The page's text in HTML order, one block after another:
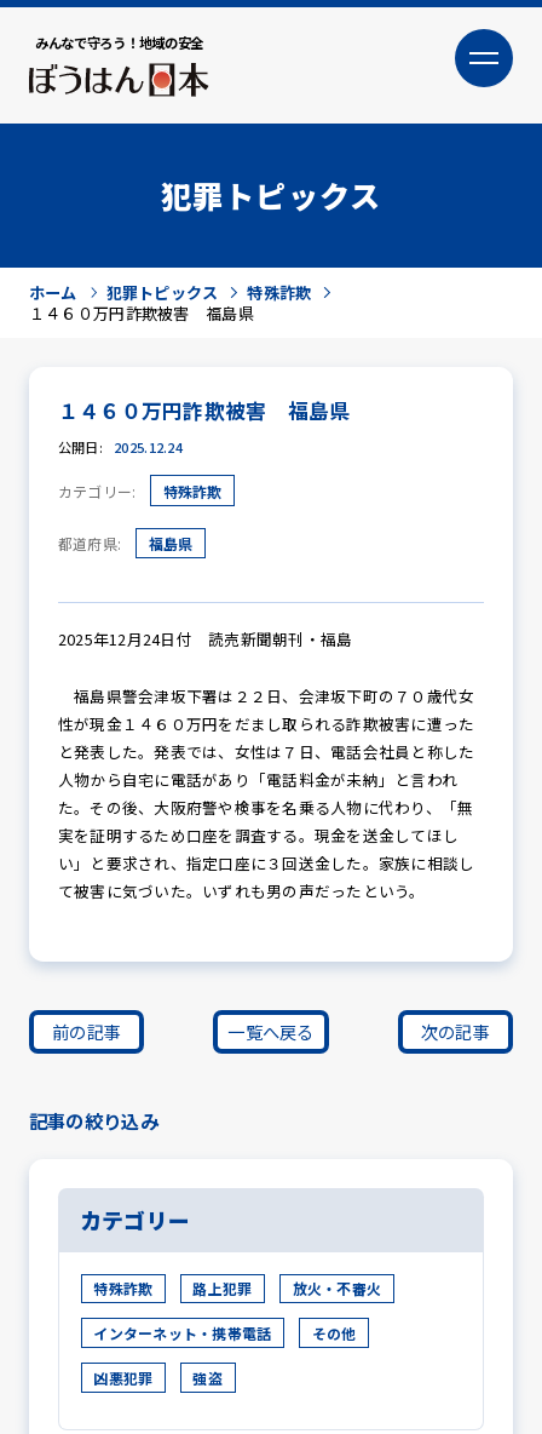
みんなで守ろう！地域の安全
大
防犯活動ニュース
防犯パトロール
防犯セミナー
防犯対策情報
犯罪トピックス
ホーム 犯罪トピックス
特殊詐欺
１４６０万円詐欺被害 福島県
１４６０万円詐欺被害 福島県
公開日: 2025.12.24
カテゴリー: 特殊詐欺
都道府県: 福島県
2025年12月24日付 読売新聞朝刊・福島
福島県警会津坂下署は２２日、会津坂下町の７０歳代女
性が現金１４６０万円をだまし取られる詐欺被害に遭った
と発表した。発表では、女性は７日、電話会社員と称した
人物から自宅に電話があり「電話料金が未納」と言われ
た。その後、大阪府警や検事を名乗る人物に代わり、「無
実を証明するため口座を調査する。現金を送金してほし
い」と要求され、指定口座に３回送金した。家族に相談し
て被害に気づいた。いずれも男の声だったという。
前の記事 一覧へ戻る 次の記事
記事の絞り込み
カテゴリー
特殊詐欺 路上犯罪 放火・不審火
インターネット・携帯電話 その他
凶悪犯罪 強盗